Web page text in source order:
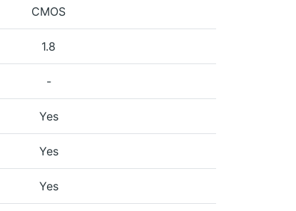
CMOS
1.8
-
Yes
Yes
Yes